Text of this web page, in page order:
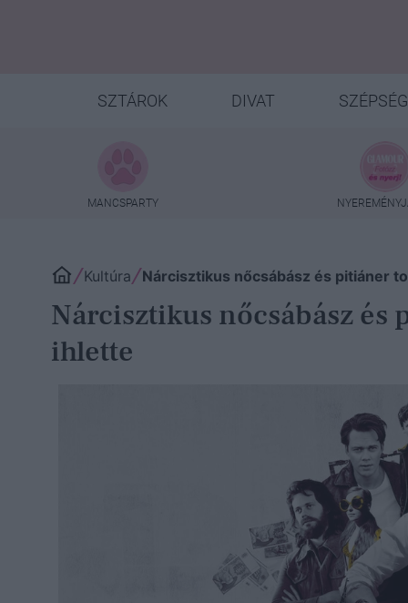
SZTÁROK DIVAT SZÉPSÉG
MANCSPARTY
Kultúra Nárcisztikus nőcsábász és pitiáner
Nárcisztikus nőcsábász
ihlette